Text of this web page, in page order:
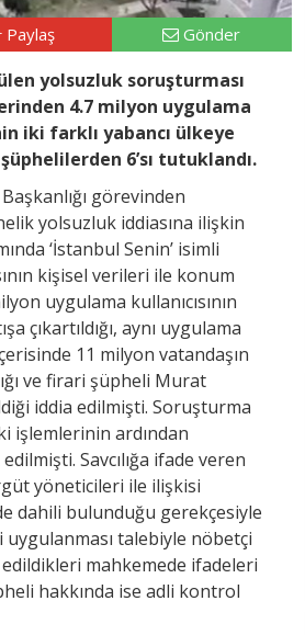
Paylaş Gönder
yolsuzluk soruşturması
4.7 milyon uygulama
iki farklı yabancı ülkeye
6’sı tutuklandı.
görevinden
yolsuzluk iddiasına ilişkin
‘İstanbul Senin’ isimli
kişisel verileri ile konum
uygulama kullanıcısının
çıkartıldığı, aynı uygulama
11 milyon vatandaşın
ve firari şüpheli Murat
iddia edilmişti. Soruşturma
işlemlerinin ardından
Savcılığa ifade veren
yöneticileri ile ilişkisi
dahili bulunduğu gerekçesiyle
talebiyle nöbetçi
mahkemede ifadeleri
hakkında ise adli kontrol